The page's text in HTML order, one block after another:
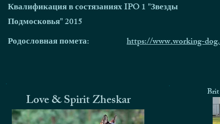
Квалификация в состязаниях IPO 1 "Звезды
Подмосковья" 2015
Родословная помета:
https://www.working-
Love & Spirit Zheskar